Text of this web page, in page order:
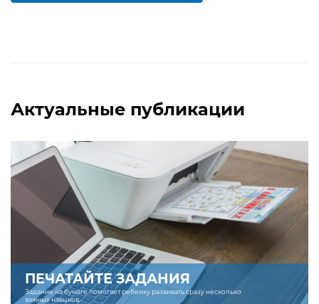
Актуальные публикации
ПЕЧАТАЙТЕ ЗАДАНИЯ
Задание на бумаге помогает ребенку развивать сразу несколько
важных навыков.